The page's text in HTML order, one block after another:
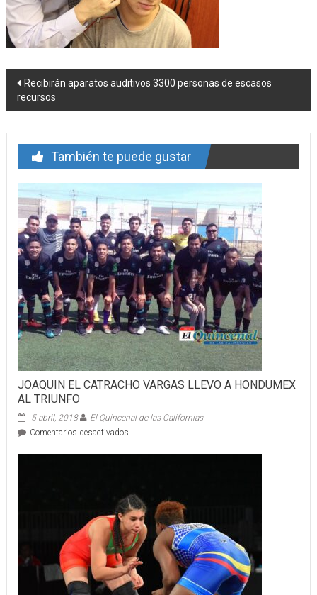
Navegación
de
entrada
Recibirán aparatos auditivos 3300 personas de escasos
recursos
También te puede gustar
JOAQUIN EL CATRACHO VARGAS LLEVO A HONDUMEX
AL TRIUNFO
5 abril, 2018
El Quincenal de las Californias
Comentarios desactivadosen
LLEVO
A
HONDUMEX
AL
TRIUNFO